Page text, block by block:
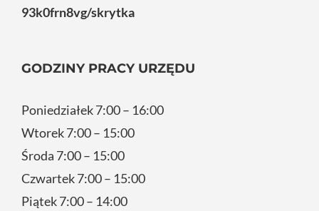
93k0frn8vg/skrytka
GODZINY PRACY URZĘDU
Poniedziałek 7:00 – 16:00
Wtorek 7:00 – 15:00
Środa 7:00 – 15:00
Czwartek 7:00 – 15:00
Piątek 7:00 – 14:00